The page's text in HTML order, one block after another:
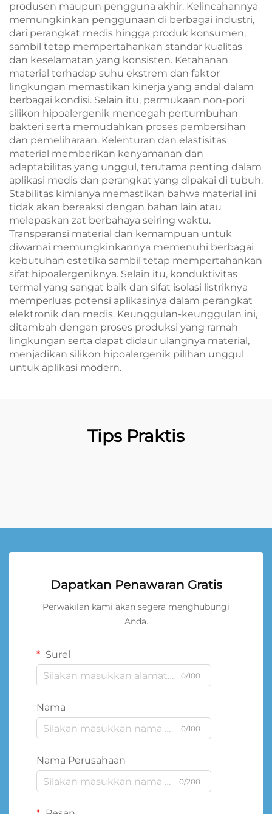
produsen maupun pengguna akhir. Kelincahannya
memungkinkan penggunaan di berbagai industri,
dari perangkat medis hingga produk konsumen,
sambil tetap mempertahankan standar kualitas
dan keselamatan yang konsisten. Ketahanan
material terhadap suhu ekstrem dan faktor
lingkungan memastikan kinerja yang andal dalam
berbagai kondisi. Selain itu, permukaan non-pori
silikon hipoalergenik mencegah pertumbuhan
bakteri serta memudahkan proses pembersihan
dan pemeliharaan. Kelenturan dan elastisitas
material memberikan kenyamanan dan
adaptabilitas yang unggul, terutama penting dalam
aplikasi medis dan perangkat yang dipakai di tubuh.
Stabilitas kimianya memastikan bahwa material ini
tidak akan bereaksi dengan bahan lain atau
melepaskan zat berbahaya seiring waktu.
Transparansi material dan kemampuan untuk
diwarnai memungkinkannya memenuhi berbagai
kebutuhan estetika sambil tetap mempertahankan
sifat hipoalergeniknya. Selain itu, konduktivitas
termal yang sangat baik dan sifat isolasi listriknya
memperluas potensi aplikasinya dalam perangkat
elektronik dan medis. Keunggulan-keunggulan ini,
ditambah dengan proses produksi yang ramah
lingkungan serta dapat didaur ulangnya material,
menjadikan silikon hipoalergenik pilihan unggul
untuk aplikasi modern.
Tips Praktis
Dapatkan Penawaran Gratis
Perwakilan kami akan segera menghubungi
Anda.
Surel
0/100
Nama
0/100
Nama Perusahaan
0/200